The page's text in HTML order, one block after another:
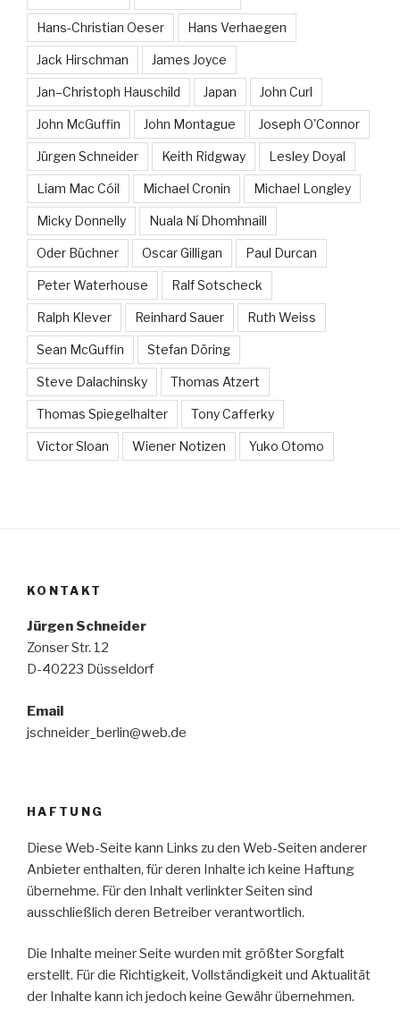
Hans-Christian Oeser Hans Verhaegen
Jack Hirschman James Joyce
Jan–Christoph Hauschild Japan John Curl
John McGuffin John Montague Joseph O'Connor
Jürgen Schneider Keith Ridgway Lesley Doyal
Liam Mac Cóil Michael Cronin Michael Longley
Micky Donnelly Nuala Ní Dhomhnaill
Oder Büchner Oscar Gilligan Paul Durcan
Peter Waterhouse Ralf Sotscheck
Ralph Klever Reinhard Sauer Ruth Weiss
Sean McGuffin Stefan Döring
Steve Dalachinsky Thomas Atzert
Thomas Spiegelhalter Tony Cafferky
Victor Sloan Wiener Notizen Yuko Otomo
KONTAKT
Jürgen Schneider
Zonser Str. 12
D-40223 Düsseldorf
Email
jschneider_berlin@web.de
HAFTUNG
Diese Web-Seite kann Links zu den Web-Seiten anderer
Anbieter enthalten, für deren Inhalte ich keine Haftung
übernehme. Für den Inhalt verlinkter Seiten sind
ausschließlich deren Betreiber verantwortlich.
Die Inhalte meiner Seite wurden mit größter Sorgfalt
erstellt. Für die Richtigkeit, Vollständigkeit und Aktualität
der Inhalte kann ich jedoch keine Gewähr übernehmen.